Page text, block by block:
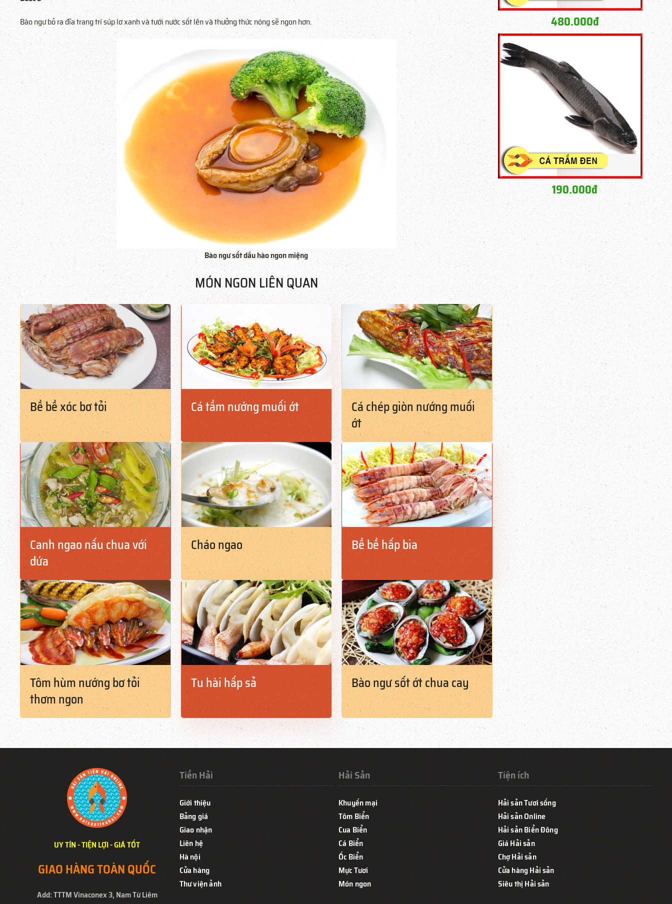
Bào ngư bỏ ra đĩa trang trí súp lơ xanh và tưới nước sốt lên và thưởng thức nóng sẽ ngon hơn.
Bào ngư sốt dầu hào ngon miệng
MÓN NGON LIÊN QUAN
Bề bề xóc bơ tỏi Cá tầm nướng muối ớt
Cá chép giòn nướng muối
ớt
Canh ngao nấu chua với
dứa
Cháo ngao Bề bề hấp bia
Tôm hùm nướng bơ tỏi
thơm ngon
Tu hài hấp sả Bào ngư sốt ớt chua cay
480.000đ
190.000đ
UY TÍN - TIỆN LỢI - GIÁ TỐT
GIAO HÀNG TOÀN QUỐC
Add: TTTM Vinaconex 3, Nam Từ Liêm
Tiền Hải
Giới thiệu
Bảng giá
Giao nhận
Liên hệ
Hà nội
Cửa hàng
Thư viện ảnh
Hải Sản
Khuyến mại
Tôm Biển
Cua Biển
Cá Biển
Ốc Biển
Mực Tươi
Món ngon
Tiện ích
Hải sản Tươi sống
Hải sản Online
Hải sản Biển Đông
Giá Hải sản
Chợ Hải sản
Cửa hàng Hải sản
Siêu thị Hải sản